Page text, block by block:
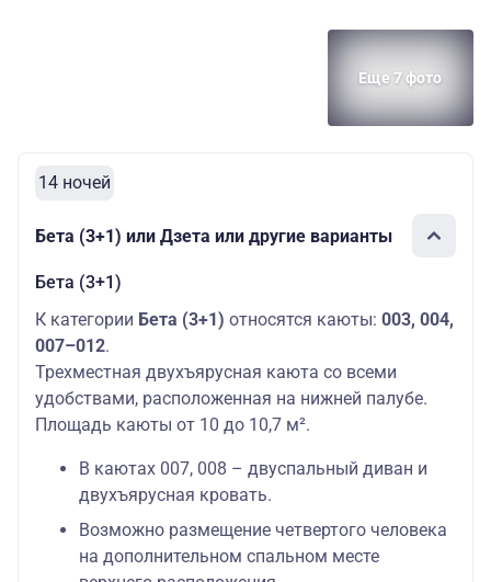
Еще 7 фото
14 ночей
Бета (3+1) или Дзета или другие варианты
Бета (3+1)
К категории Бета (3+1) относятся каюты: 003, 004,
007–012.
Трехместная двухъярусная каюта со всеми
удобствами, расположенная на нижней палубе.
Площадь каюты от 10 до 10,7 м².
В каютах 007, 008 – двуспальный диван и
двухъярусная кровать.
Возможно размещение четвертого человека
на дополнительном спальном месте